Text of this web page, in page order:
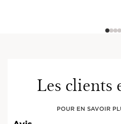
Les clients
POUR EN SAVOIR